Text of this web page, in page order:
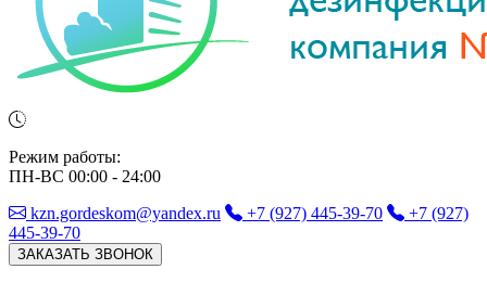
Режим работы:
ПН-ВС 00:00 - 24:00
kzn.gordeskom@yandex.ru
+7 (927) 445-39-70
+7 (927)
445-39-70
ЗАКАЗАТЬ ЗВОНОК